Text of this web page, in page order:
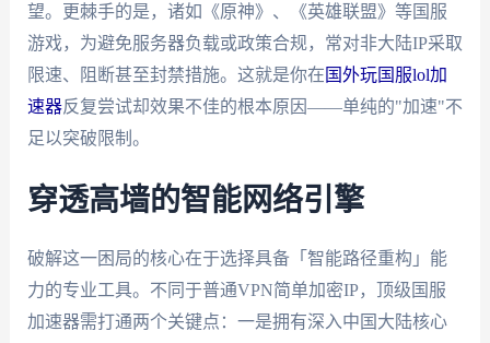
望。更棘手的是，诸如《原神》、《英雄联盟》等国服
游戏，为避免服务器负载或政策合规，常对非大陆IP采取
限速、阻断甚至封禁措施。这就是你在 国外玩国服lol加
速器反复尝试却效果不佳的根本原因——单纯的"加速"不
足以突破限制。
穿透高墙的智能网络引擎
破解这一困局的核心在于选择具备「智能路径重构」能
力的专业工具。不同于普通VPN简单加密IP，顶级国服
加速器需打通两个关键点：一是拥有深入中国大陆核心